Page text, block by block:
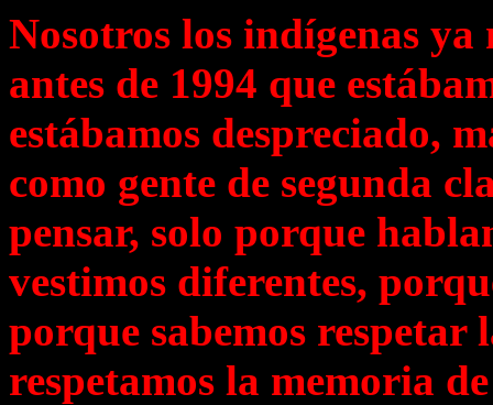
Nosotros los indígenas ya
antes de 1994 que
estábamos despreciado,
como gente de segunda
pensar, solo porque
vestimos diferentes,
porque sabemos
respetamos la memoria